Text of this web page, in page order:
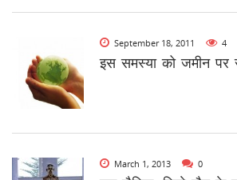
September 18, 2011 4
इस समस्या को जमीन पर
March 1, 2013 0